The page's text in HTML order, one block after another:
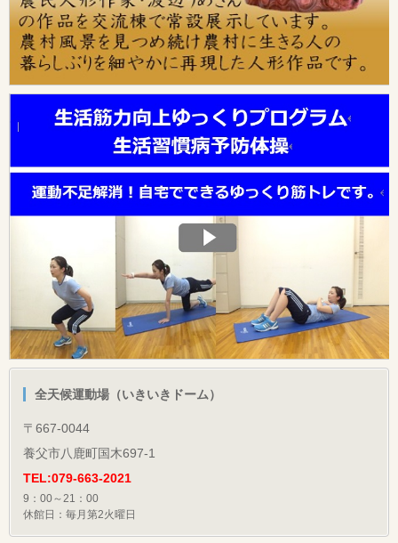
全天候運動場（いきいきドーム）
〒667-0044
養父市八鹿町国木697-1
TEL:079-663-2021
9：00～21：00
休館日：毎月第2火曜日